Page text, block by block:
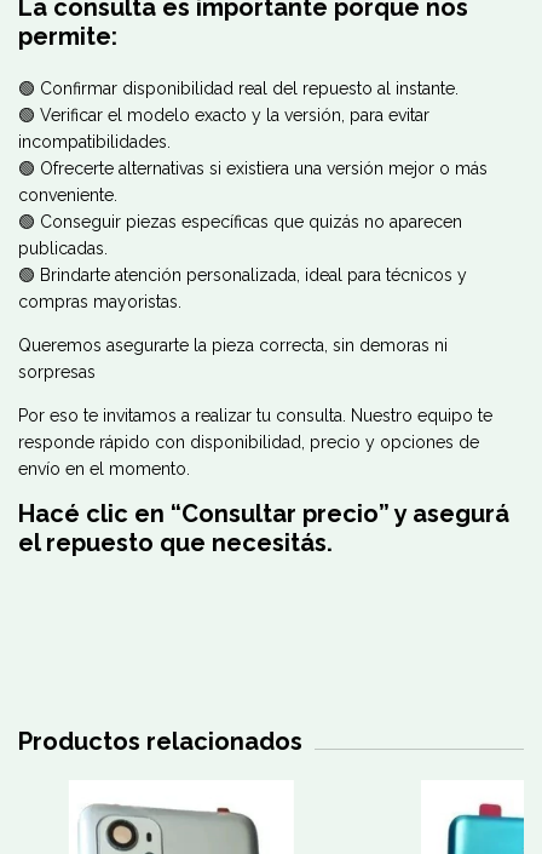
La consulta es importante porque nos
permite:
🟢 Confirmar disponibilidad real del repuesto al instante.
🟢 Verificar el modelo exacto y la versión, para evitar
incompatibilidades.
🟢 Ofrecerte alternativas si existiera una versión mejor o más
conveniente.
🟢 Conseguir piezas específicas que quizás no aparecen
publicadas.
🟢 Brindarte atención personalizada, ideal para técnicos y
compras mayoristas.
Queremos asegurarte la pieza correcta, sin demoras ni
sorpresas
Por eso te invitamos a realizar tu consulta. Nuestro equipo te
responde rápido con disponibilidad, precio y opciones de
envío en el momento.
Hacé clic en “Consultar precio” y asegurá
el repuesto que necesitás.
Productos relacionados